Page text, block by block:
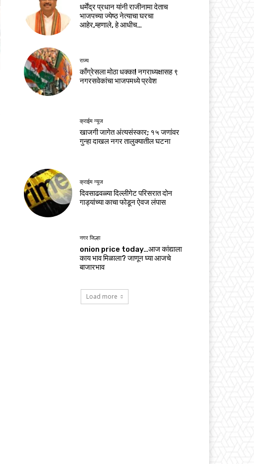
धर्मेंद्र प्रधान यांनी राजीनामा देताच
भाजपच्या ज्येष्ठ नेत्याचा घरचा
आहेर,म्हणाले, हे आधीच…
राज्य
काँग्रेसला मोठा धक्का! नगराध्यक्षासह ९
नगरसवेकांचा भाजपमध्ये प्रवेश
क्राईम न्यूज
खाजगी जागेत अंत्यसंस्कार; १५ जणांवर
गुन्हा दाखल नगर तालुक्यातील घटना
क्राईम न्यूज
दिवसाढवळ्या दिल्लीगेट परिसरात दोन
गाड्यांच्या काचा फोडून ऐवज लंपास
नगर जिल्हा
onion price today…आज कांद्याला
काय भाव मिळाला? जाणून घ्या आजचे
बाजारभाव
Load more